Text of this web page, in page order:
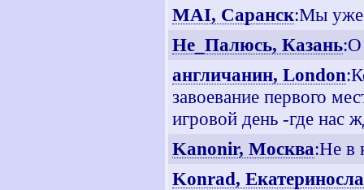
MAI, Саранск:Мы уже
Не_Палюсь, Казань:О
англичанин, London
завоевание первого
игровой день -где нас
Kanonir, Москва:Не в
Konrad,